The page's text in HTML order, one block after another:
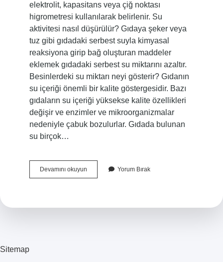
elektrolit, kapasitans veya çiğ noktası
higrometresi kullanılarak belirlenir. Su
aktivitesi nasıl düşürülür? Gıdaya şeker veya
tuz gibi gıdadaki serbest suyla kimyasal
reaksiyona girip bağ oluşturan maddeler
eklemek gıdadaki serbest su miktarını azaltır.
Besinlerdeki su miktarı neyi gösterir? Gıdanın
su içeriği önemli bir kalite göstergesidir. Bazı
gıdaların su içeriği yüksekse kalite özellikleri
değişir ve enzimler ve mikroorganizmalar
nedeniyle çabuk bozulurlar. Gıdada bulunan
su birçok…
Devamını okuyunAw
Değeri
Yorum Bırak
Sitemap